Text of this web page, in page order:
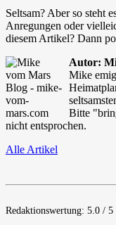
Seltsam? Aber so steht
Anregungen oder
diesem Artikel? Dann
Autor:
Mike
Bitte
nicht entsprochen.
Alle Artikel
Redaktionswertung: 5.0 / 5